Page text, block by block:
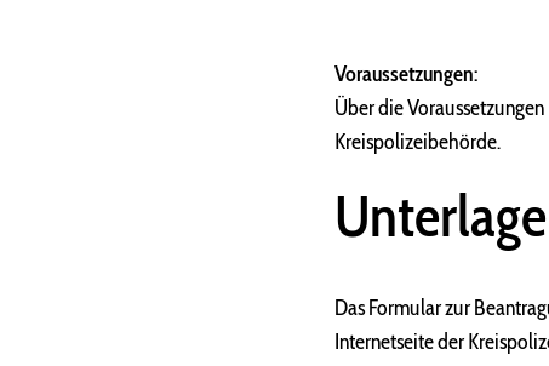
Voraussetzungen:
Über die
Kreispolizeibehörde.
Das Formular zur
Internetseite der